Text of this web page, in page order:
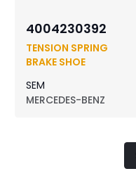
4004230392
TENSION SPRING
BRAKE SHOE
SEM
MERCEDES-BENZ